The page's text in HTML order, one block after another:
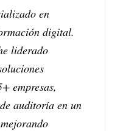
en
digital.
liderado
empresas,
auditoría en un